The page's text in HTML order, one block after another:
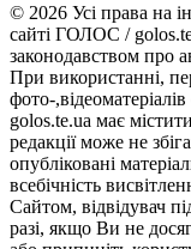
© 2026 Усі права на
сайті ГОЛОС /
законодавством про
При використанні,
фото-
golos.te.ua має
редакції може не
опубліковані
всебічність
Сайтом, відвідувач
разі, якщо Ви не